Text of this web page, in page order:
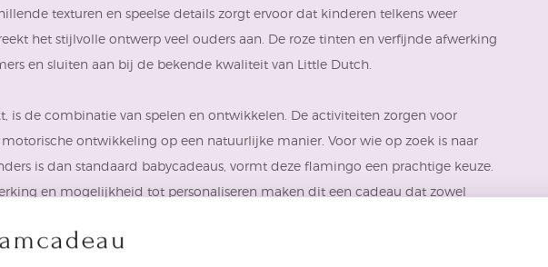
texturen en speelse details zorgt ervoor dat kinderen telkens weer
het stijlvolle ontwerp veel ouders aan. De roze tinten en verfijnde afwerking
en sluiten aan bij de bekende kwaliteit van Little Dutch.
is de combinatie van spelen en ontwikkelen. De activiteiten zorgen voor
ontwikkeling op een natuurlijke manier. Voor wie op zoek is naar
is dan standaard babycadeaus, vormt deze flamingo een prachtige keuze.
en mogelijkheid tot personaliseren maken dit een cadeau dat zowel